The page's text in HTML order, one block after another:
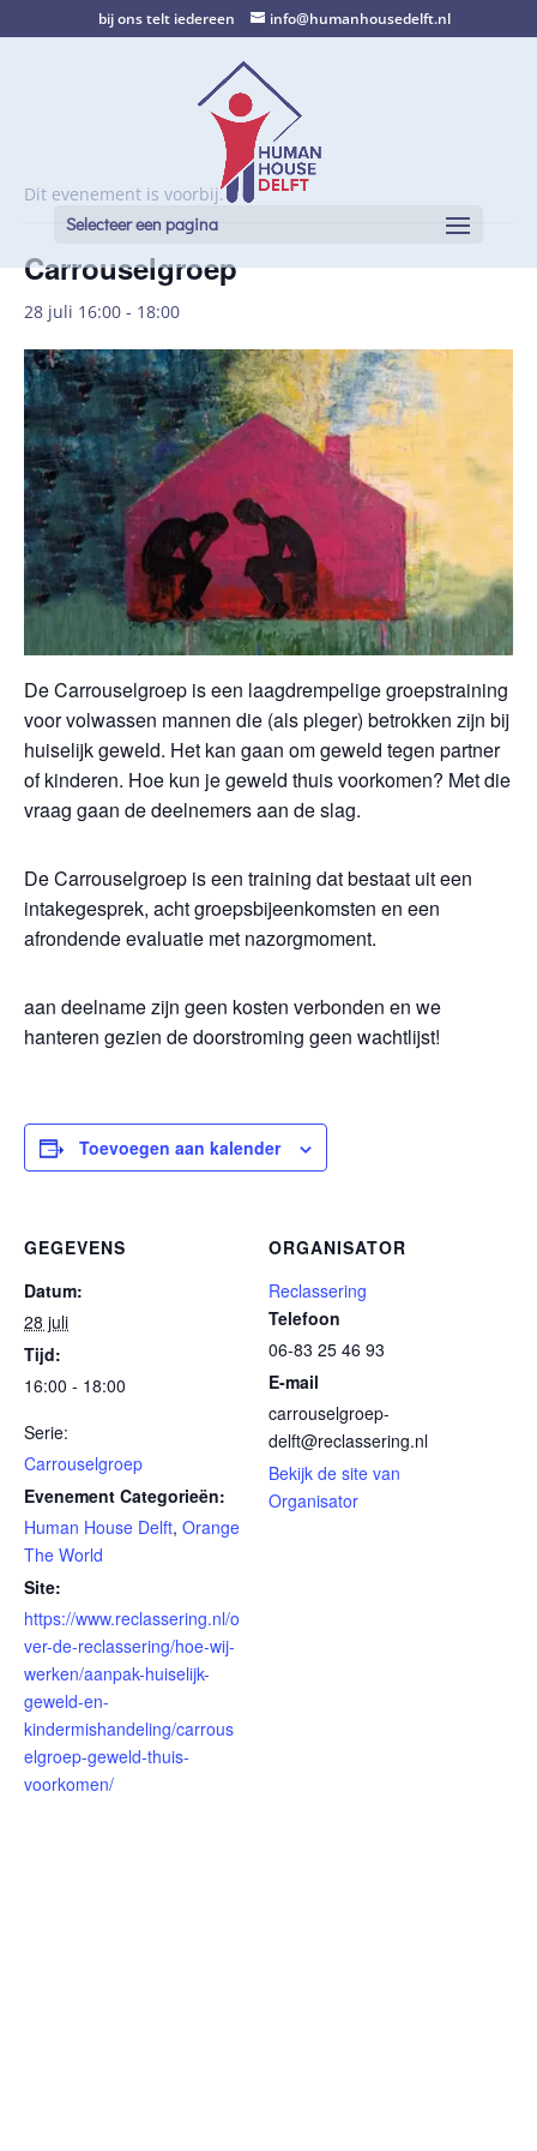
bij ons telt iedereen info@humanhousedelft.nl
Selecteer een pagina
Dit evenement is voorbij.
Carrouselgroep
28 juli 16:00 - 18:00
De Carrouselgroep is een laagdrempelige groepstraining
voor volwassen mannen die (als pleger) betrokken zijn bij
huiselijk geweld. Het kan gaan om geweld tegen partner
of kinderen. Hoe kun je geweld thuis voorkomen? Met die
vraag gaan de deelnemers aan de slag.
De Carrouselgroep is een training dat bestaat uit een
intakegesprek, acht groepsbijeenkomsten en een
afrondende evaluatie met nazorgmoment.
aan deelname zijn geen kosten verbonden en we
hanteren gezien de doorstroming geen wachtlijst!
Toevoegen aan kalender
GEGEVENS
Datum:
28 juli
Tijd:
16:00 - 18:00
Serie:
Carrouselgroep
Evenement Categorieën:
Human House Delft, Orange
The World
Site:
https://www.reclassering.nl/o
ver-de-reclassering/hoe-wij-
werken/aanpak-huiselijk-
geweld-en-
kindermishandeling/carrous
elgroep-geweld-thuis-
voorkomen/
ORGANISATOR
Reclassering
Telefoon
06-83 25 46 93
E-mail
carrouselgroep-
delft@reclassering.nl
Bekijk de site van
Organisator